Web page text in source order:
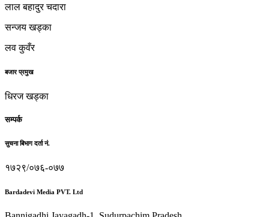
लाल बहादुर चदारा
सन्जय खड्का
लव कुवँर
बजार प्रमुख
धिरज खड्का
सम्पर्क
सुचना बिभाग दर्ता नं.
१७२९/०७६-०७७
Bardadevi Media PVT. Ltd